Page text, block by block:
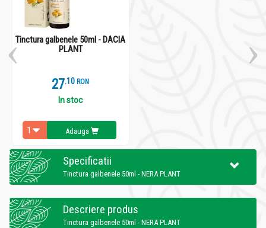
Tinctura galbenele 50ml - DACIA
PLANT
27.1 RON
In stoc
Adauga
Specificatii
Tinctura galbenele 50ml - NERA PLANT
Descriere produs
Tinctura galbenele 50ml - NERA PLANT